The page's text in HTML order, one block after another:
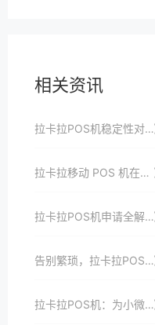
相关资讯
拉卡拉POS机稳定性对业务的影响
拉卡拉移动 POS 机在数码产品店的应用优势
拉卡拉POS机申请全解析，助力商户数字化转型
告别繁琐，拉卡拉POS机办理流程轻松上手
拉卡拉POS机：为小微商户量身定制的支付解决方案